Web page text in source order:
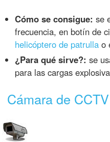
Cómo se consigue: se
frecuencia, en botín de
helicóptero de patrulla o
¿Para qué sirve?: se
para las cargas
Cámara de CCTV